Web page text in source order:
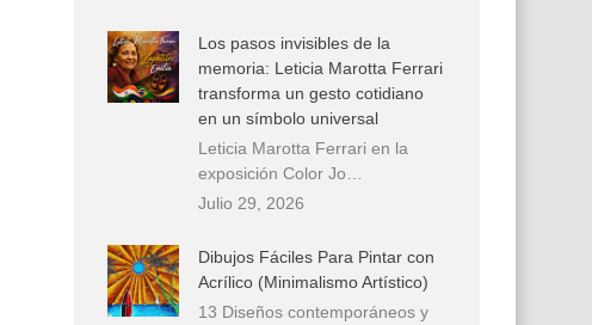
Los pasos invisibles de la
memoria: Leticia Marotta Ferrari
transforma un gesto cotidiano
en un símbolo universal
Leticia Marotta Ferrari en la
exposición Color Jo…
Julio 29, 2026
Dibujos Fáciles Para Pintar con
Acrílico (Minimalismo Artístico)
13 Diseños contemporáneos y